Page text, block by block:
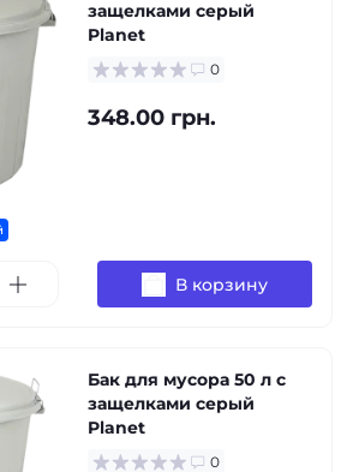
защелками серый
Planet
0
348.00 грн.
В корзину
Бак для мусора 50 л с
защелками серый
Planet
0